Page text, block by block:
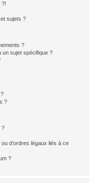
?!
sujets ?
?
un sujet spécifique ?
?
?
d’ordres légaux liés à ce
?